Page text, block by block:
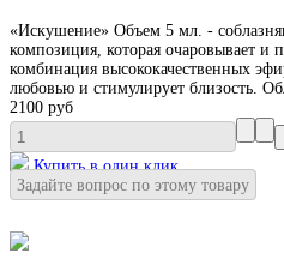
«Искушение» Объем 5 мл. -
композиция, которая очаровывает и
комбинация высококачественных
любовью и стимулирует близость.
2100 руб
Купить в один клик
Задайте вопрос по этому товару